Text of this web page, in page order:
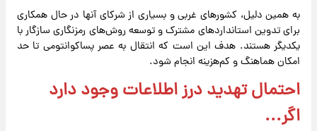
به همین دلیل، کشورهای غربی و بسیاری از شرکای آنها در حال همکاری
برای تدوین استانداردهای مشترک و توسعه روش‌های رمزنگاری سازگار با
یکدیگر هستند. هدف این است که انتقال به عصر پساکوانتومی تا حد
امکان هماهنگ و کم‌هزینه انجام شود.
احتمال تهدید درز اطلاعات وجود دارد
اگر...